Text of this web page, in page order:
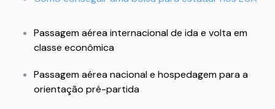
Passagem aérea internacional de ida e volta em
classe econômica
Passagem aérea nacional e hospedagem para a
orientação pré-partida